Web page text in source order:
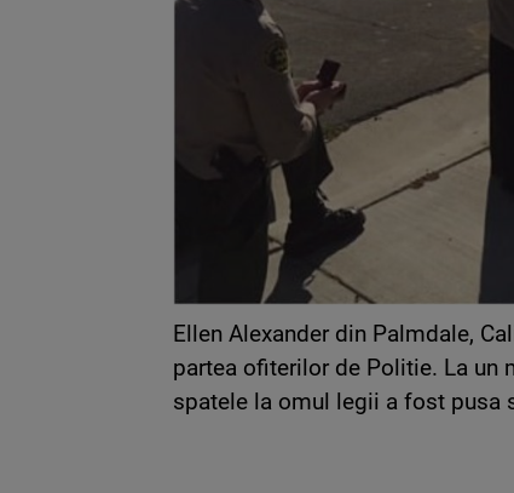
Ellen Alexander din Palmdale,
partea ofiterilor de Politie. La un
spatele la omul legii a fost pusa